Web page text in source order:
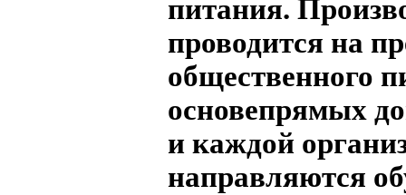
питания.
проводится на
общественного
основепрямых
и каждой
направляются